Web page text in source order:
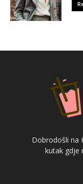
Dobrodošli na
kutak gdje